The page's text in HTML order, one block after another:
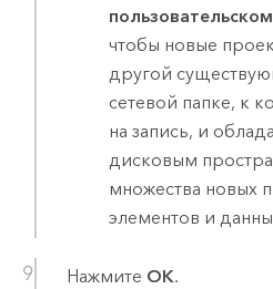
чтобы новые
другой
сетевой папке, к
на запись, и
дисковым
множества новых
элементов и
Нажмите ОК.